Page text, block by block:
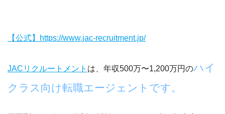
【公式】https://www.jac-recruitment.jp/
JACリクルートメント は、年収500万〜1,200万円のハイ
クラス向け転職エージェントです。